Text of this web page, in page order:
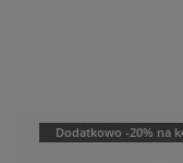
Dodatkowo -20% na